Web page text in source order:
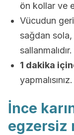
ön kollar ve
Vücudun
sağdan
sallanmalıdır.
1 dakika
yapmalısınız.
İnce
egzersiz